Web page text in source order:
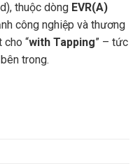
thuộc dòng EVR(A)
công nghiệp và thương
cho “with Tapping” – tức
trong.